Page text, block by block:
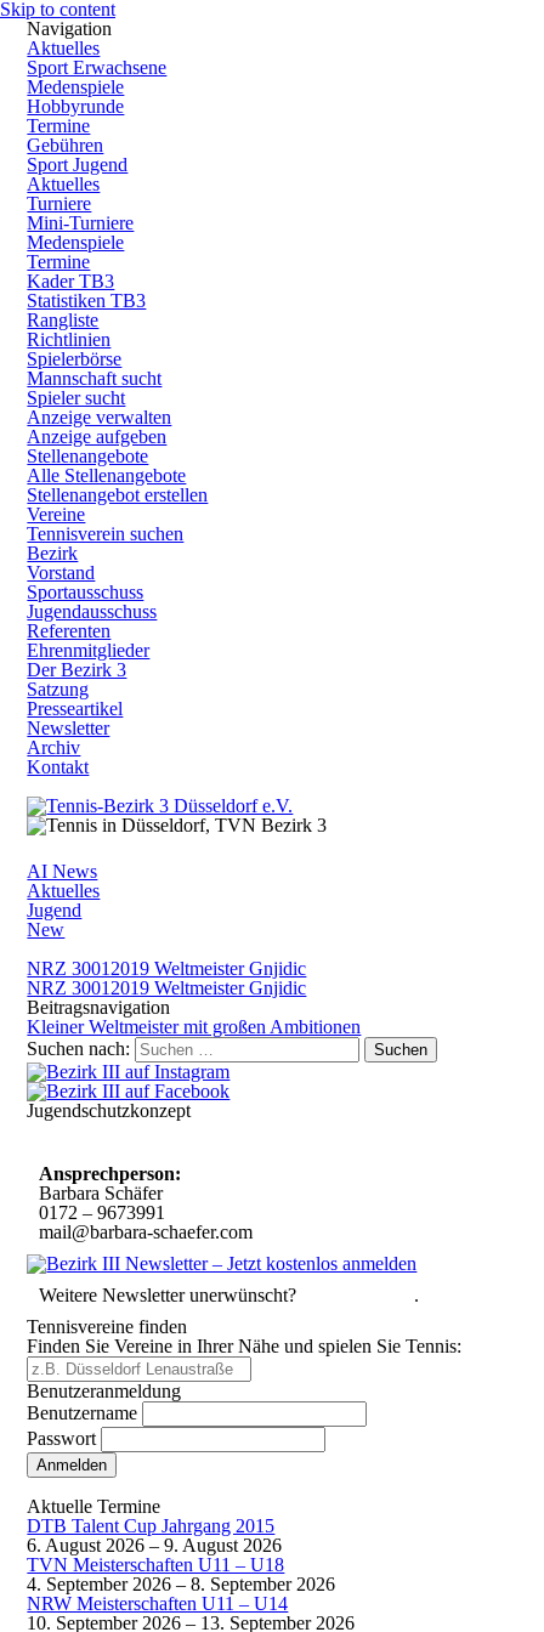
Skip to content
Navigation
Aktuelles
Sport Erwachsene
Medenspiele
Hobbyrunde
Termine
Gebühren
Sport Jugend
Aktuelles
Turniere
Mini-Turniere
Medenspiele
Termine
Kader TB3
Statistiken TB3
Rangliste
Richtlinien
Spielerbörse
Mannschaft sucht
Spieler sucht
Anzeige verwalten
Anzeige aufgeben
Stellenangebote
Alle Stellenangebote
Stellenangebot erstellen
Vereine
Tennisverein suchen
Bezirk
Vorstand
Sportausschuss
Jugendausschuss
Referenten
Ehrenmitglieder
Der Bezirk 3
Satzung
Presseartikel
Newsletter
Archiv
Kontakt
AI News
Aktuelles
Jugend
New
NRZ 30012019 Weltmeister Gnjidic
NRZ 30012019 Weltmeister Gnjidic
Beitragsnavigation
Kleiner Weltmeister mit großen Ambitionen
Suchen nach:
Jugendschutzkonzept
Ansprechperson:
Barbara Schäfer
0172 – 9673991
mail@barbara-schaefer.com
Weitere Newsletter unerwünscht?
.
Tennisvereine finden
Finden Sie Vereine in Ihrer Nähe und spielen Sie Tennis:
Benutzeranmeldung
Benutzername
Passwort
Aktuelle Termine
DTB Talent Cup Jahrgang 2015
6. August 2026 –9. August 2026
TVN Meisterschaften U11 – U18
4. September 2026 –8. September 2026
NRW Meisterschaften U11 – U14
10. September 2026 – 13. September 2026